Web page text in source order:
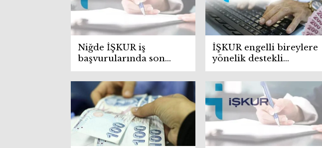
Niğde İŞKUR iş
başvurularında son
tarih yaklaşıyor
İŞKUR engelli bireylere
yönelik destekli
istihdam projesi
başvuruları başladı